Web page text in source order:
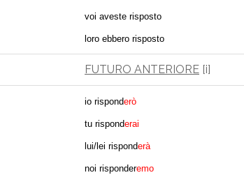
voi aveste risposto
loro ebbero risposto
FUTURO ANTERIORE [i]
io risponderò
tu risponderai
lui/lei risponderà
noi risponderemo